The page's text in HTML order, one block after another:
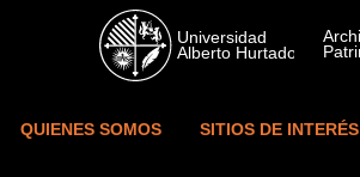
Skip to main content
QUIENES SOMOS SITIOS DE INTERÉS